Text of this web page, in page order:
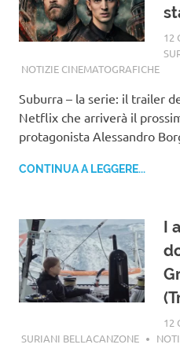
12
NOTIZIE CINEMATOGRAFICHE
Suburra – la serie: il trailer
Netflix che arriverà il
protagonista Alessandro
CONTINUA A LEGGERE...
I
12
SURIANI BELLACANZONE